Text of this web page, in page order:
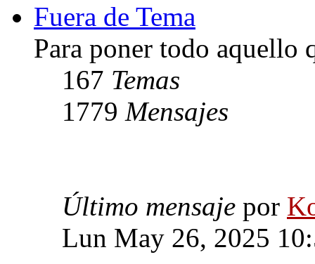
Fuera de Tema
Para poner todo aquello
167 Temas
1779 Mensajes
Último mensaje por
Lun May 26, 2025